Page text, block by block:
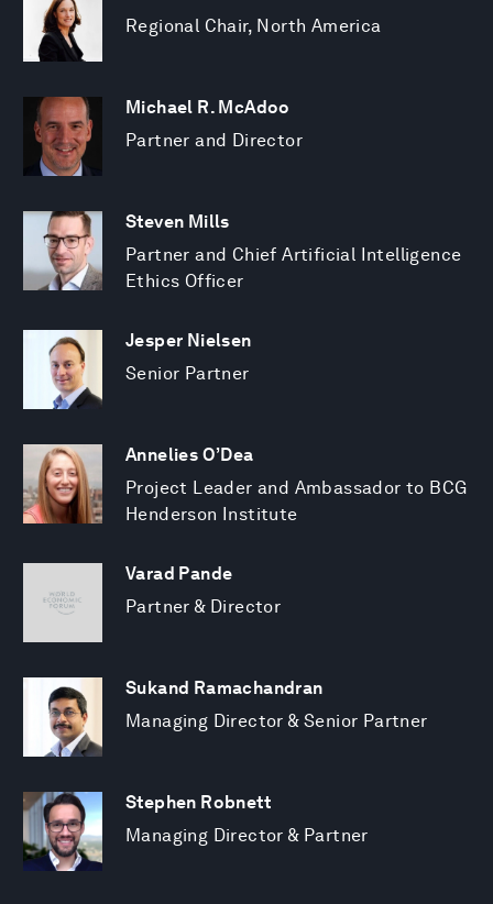
Regional Chair, North America
Michael R. McAdoo
Partner and Director
Steven Mills
Partner and Chief Artificial Intelligence
Ethics Officer
Jesper Nielsen
Senior Partner
Annelies O’Dea
Project Leader and Ambassador to BCG
Henderson Institute
Varad Pande
Partner & Director
Sukand Ramachandran
Managing Director & Senior Partner
Stephen Robnett
Managing Director & Partner